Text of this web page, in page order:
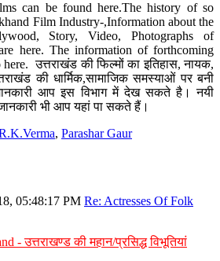
can be found here.The history of so
Film Industry-,Information about the
Story, Video, Photographs of
here. The information of forthcoming
उत्तराखंड की फिल्मों का इतिहास, नायक,
की धार्मिक,सामाजिक समस्याओं पर बनी
आप इस विभाग में देख सकते है। नयी
भी आप यहां पा सकते हैं।
, Parashar Gaur
05:48:17 PM Re: Actresses Of Folk
- उत्तराखण्ड की महान/प्रसिद्ध विभूतियां